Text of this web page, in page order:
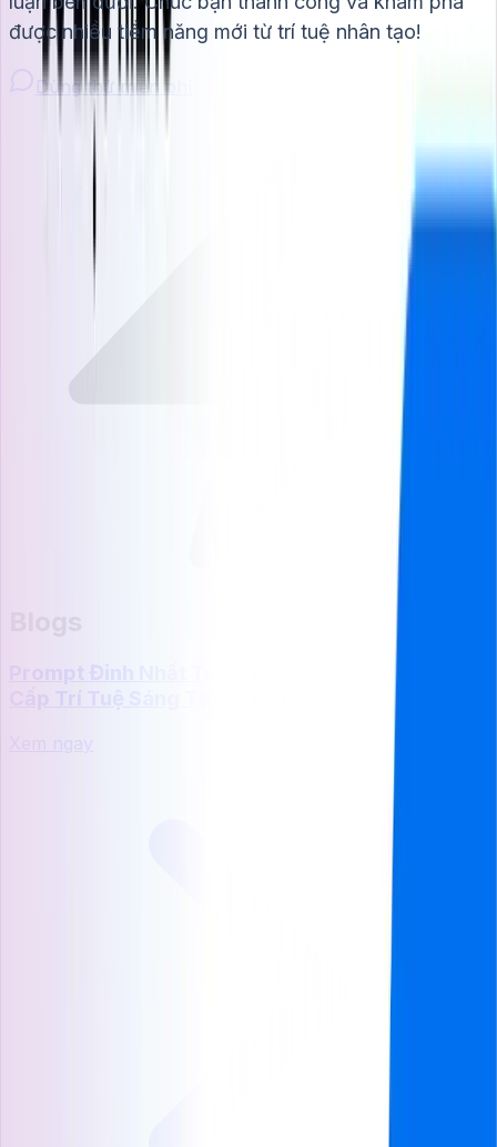
được nhiều tiềm năng mới từ trí tuệ nhân tạo!
Dùng thử miễn phí
Prompt Đỉnh Nhất Tuần: Cùng TaggoAI Nâng